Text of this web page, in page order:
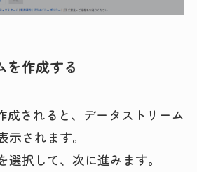
を作成する
成されると、データストリーム
されます。
選択して、次に進みます。